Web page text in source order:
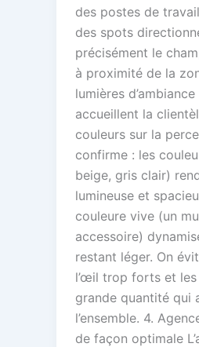
des postes de
des spots
précisément le
à proximité de la
lumières
accueillent la
couleurs sur la
confirme : les
beige, gris clair)
lumineuse et
couleure vive (un
accessoire)
restant léger. On
l’œil trop forts et
grande quantité qui
l’ensemble. 4.
de façon optimale